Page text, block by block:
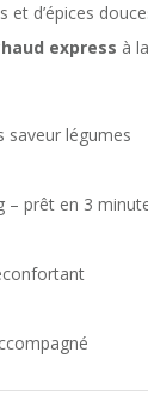
et d’épices
express à
saveur légumes
– prêt en 3